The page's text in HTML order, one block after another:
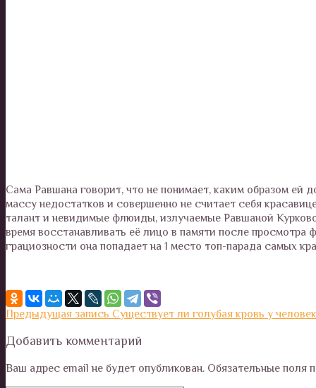
Сама Равшана говорит, что не понимает, каким образом ей
массу недостатков и совершенно не считает себя
талант и невидимые флюиды, излучаемые Равшаной
время восстанавливать её лицо в памяти после
грациозности она попадает на 1 место топ-парада самых
Предыдущая запись Существует ли голубая кровь у
Добавить комментарий
Ваш адрес email не будет опубликован. Обязательные поля